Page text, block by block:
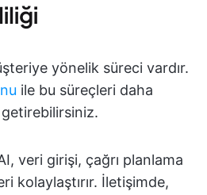
yönelik süreci vardır.
ile bu süreçleri daha
veri girişi, çağrı planlama
kolaylaştırır. İletişimde,